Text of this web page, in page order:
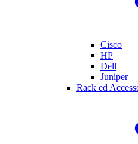
Cisco
HP
Dell
Juniper
Rack ed